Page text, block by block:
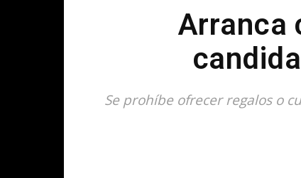
Arranca
Se prohíbe ofrecer regalos o